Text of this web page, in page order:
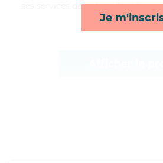
Je
ses services de toilette/habillage,
lever/coucher*